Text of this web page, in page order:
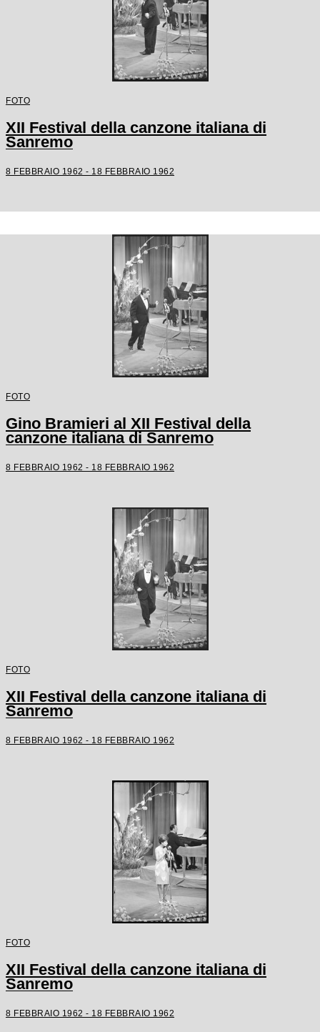
FOTO
XII Festival della canzone italiana di
Sanremo
8 FEBBRAIO 1962 - 18 FEBBRAIO 1962
FOTO
Gino Bramieri al XII Festival della
canzone italiana di Sanremo
8 FEBBRAIO 1962 - 18 FEBBRAIO 1962
FOTO
XII Festival della canzone italiana di
Sanremo
8 FEBBRAIO 1962 - 18 FEBBRAIO 1962
FOTO
XII Festival della canzone italiana di
Sanremo
8 FEBBRAIO 1962 - 18 FEBBRAIO 1962